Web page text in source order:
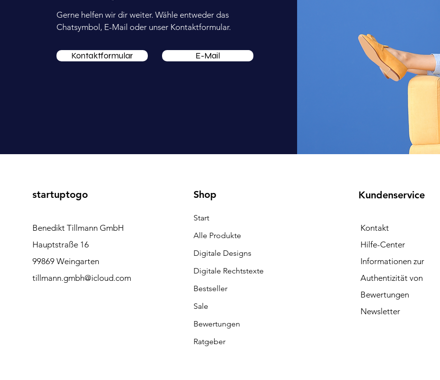
Gerne helfen wir dir weiter. Wähle entweder das
Chatsymbol, E-Mail oder unser Kontaktformular.
Kontaktformular E-Mail
startuptogo
Benedikt Tillmann GmbH
Hauptstraße 16
99869 Weingarten
tillmann.gmbh@icloud.com
Shop
Start
Alle Produkte
Digitale Designs
Digitale Rechtstexte
Bestseller
Sale
Bewertungen
Ratgeber
Kundenservice
Kontakt
Hilfe-Center
Informationen zur
Authentizität von
Bewertungen
Newsletter